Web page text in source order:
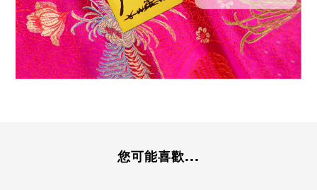
您可能喜歡...